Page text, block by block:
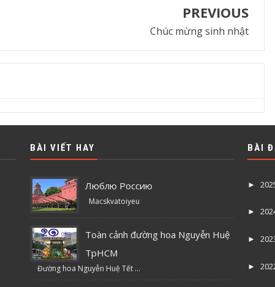
PREVIOUS
Chúc mừng sinh nhật
BÀI VIẾT HAY
Люблю Россию
Macskvatoiyeu
Toàn cảnh đường hoa Nguyễn Huệ
TpHCM
Đường hoa Nguyễn Huệ Tết ...
BÀI
►
►
►
►